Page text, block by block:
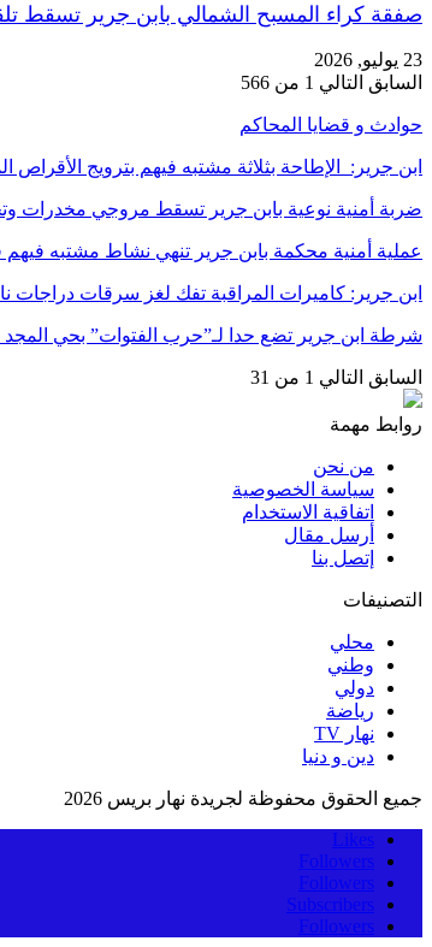
صفقة كراء المسبح الشمالي بابن جرير تسقط
23 يوليو, 2026
السابق التالي 1 من 566
حوادث و قضايا المحاكم
ابن جرير: الإطاحة بثلاثة مشتبه فيهم بترويج
ضربة أمنية نوعية بابن جرير تسقط مروجي مخدرات
عملية أمنية محكمة بابن جرير تنهي نشاط مشتبه
ابن جرير: كاميرات المراقبة تفك لغز سرقات دراجات
شرطة ابن جرير تضع حدا لـ”حرب الفتوات” بحي المجد
السابق التالي 1 من 31
روابط مهمة
من نحن
سياسة الخصوصية
اتفاقية الاستخدام
أرسل مقال
إتصل بنا
التصنيفات
محلي
وطني
دولي
رياضة
نهار TV
دين و دنيا
جميع الحقوق محفوظة لجريدة نهار بريس 2026
Likes
Followers
Followers
Subscribers
Followers